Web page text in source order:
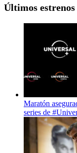
Últimos
Maratón
series de